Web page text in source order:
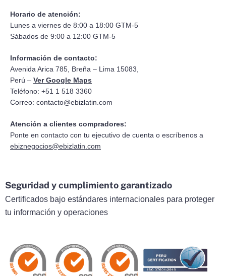
Horario de atención:
Lunes a viernes de 8:00 a 18:00 GTM-5
Sábados de 9:00 a 12:00 GTM-5
Información de contacto:
Avenida Arica 785, Breña – Lima 15083,
Perú – Ver Google Maps
Teléfono: +51 1 518 3360
Correo: contacto@ebizlatin.com
Atención a clientes compradores:
Ponte en contacto con tu ejecutivo de cuenta o escríbenos a
ebiznegocios@ebizlatin.com
Seguridad y cumplimiento garantizado
Certificados bajo estándares internacionales para proteger
tu información y operaciones